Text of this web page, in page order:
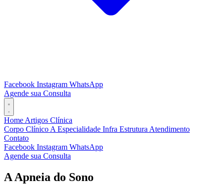
Facebook Instagram WhatsApp
Agende sua Consulta
Home Artigos Clínica
Corpo Clínico A Especialidade Infra Estrutura Atendimento
Contato
Facebook Instagram WhatsApp
Agende sua Consulta
A Apneia do Sono